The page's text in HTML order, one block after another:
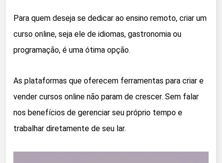
Para quem deseja se dedicar ao ensino remoto, criar um
curso online, seja ele de idiomas, gastronomia ou
programação, é uma ótima opção.
As plataformas que oferecem ferramentas para criar e
vender cursos online não param de crescer. Sem falar
nos benefícios de gerenciar seu próprio tempo e
trabalhar diretamente de seu lar.